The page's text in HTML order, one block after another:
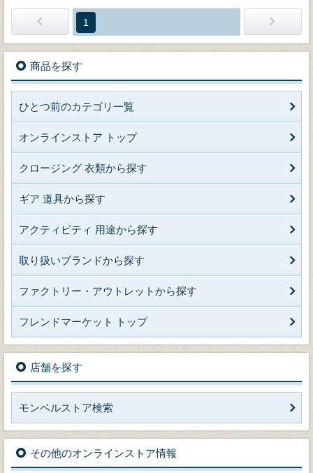
1
商品を探す
ひとつ前のカテゴリ一覧
オンラインストア トップ
クロージング 衣類から探す
ギア 道具から探す
アクティビティ 用途から探す
取り扱いブランドから探す
ファクトリー・アウトレットから探す
フレンドマーケット トップ
店舗を探す
モンベルストア検索
その他のオンラインストア情報